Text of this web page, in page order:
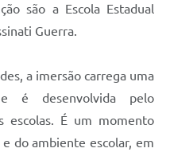
são a Escola Estadual
Guerra.
a imersão carrega uma
é desenvolvida pelo
escolas. É um momento
do ambiente escolar, em